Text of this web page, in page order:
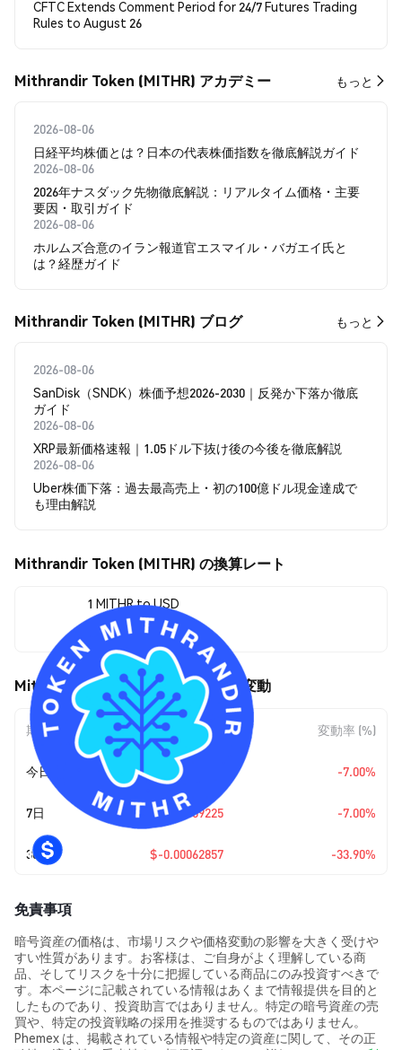
CFTC Extends Comment Period for 24/7 Futures Trading
Rules to August 26
Mithrandir Token (MITHR) アカデミー もっと
2026-08-06
日経平均株価とは？日本の代表株価指数を徹底解説ガイド
2026-08-06
2026年ナスダック先物徹底解説：リアルタイム価格・主要
要因・取引ガイド
2026-08-06
ホルムズ合意のイラン報道官エスマイル・バガエイ氏と
は？経歴ガイド
Mithrandir Token (MITHR) ブログ もっと
2026-08-06
SanDisk（SNDK）株価予想2026-2030｜反発か下落か徹底
ガイド
2026-08-06
XRP最新価格速報｜1.05ドル下抜け後の今後を徹底解説
2026-08-06
Uber株価下落：過去最高売上・初の100億ドル現金達成で
も理由解説
Mithrandir Token (MITHR) の換算レート
1 MITHR to USD
$0.00122561
Mithrandir Token (MITHR) の価格変動
期間 金額変動 変動率 (%)
今日 $-0.00009225 -7.00%
7日 $-0.00009225 -7.00%
30日 $-0.00062857 -33.90%
免責事項
暗号資産の価格は、市場リスクや価格変動の影響を大きく受けや
すい性質があります。お客様は、ご自身がよく理解している商
品、そしてリスクを十分に把握している商品にのみ投資すべきで
す。本ページに記載されている情報はあくまで情報提供を目的と
したものであり、投資助言ではありません。特定の暗号資産の売
買や、特定の投資戦略の採用を推奨するものではありません。
Phemex は、掲載されている情報や特定の資産に関して、その正